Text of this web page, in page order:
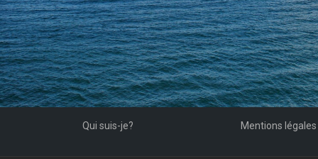
Qui suis-je? Mentions légales